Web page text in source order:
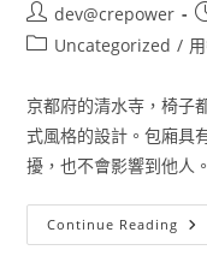
dev@crepower
Uncategorized /
京都府的清水寺，椅子
式風格的設計。包廂具
擾，也不會影響到他人。
Continue Reading